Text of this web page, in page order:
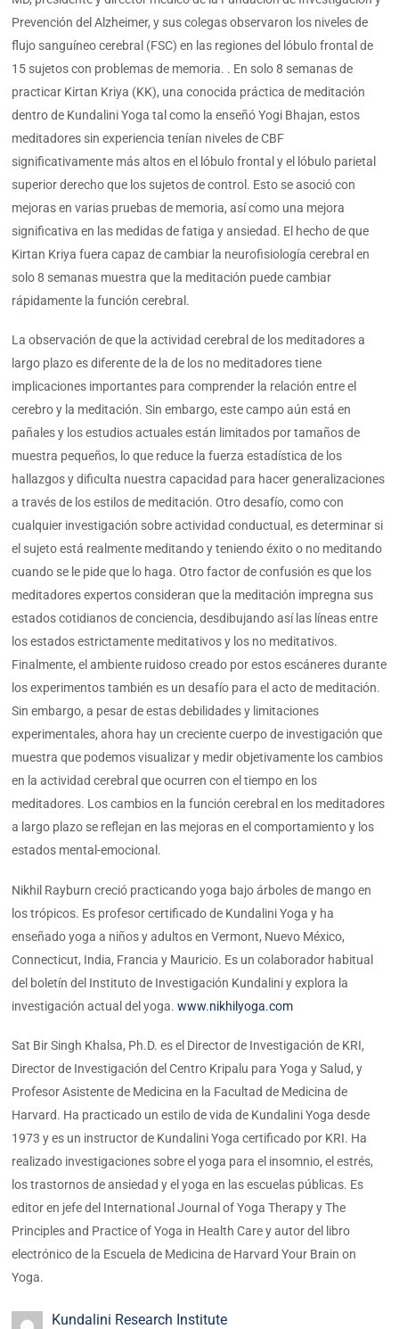
Prevención del Alzheimer, y sus colegas observaron los niveles de
flujo sanguíneo cerebral (FSC) en las regiones del lóbulo frontal de
15 sujetos con problemas de memoria. . En solo 8 semanas de
practicar Kirtan Kriya (KK), una conocida práctica de meditación
dentro de Kundalini Yoga tal como la enseñó Yogi Bhajan, estos
meditadores sin experiencia tenían niveles de CBF
significativamente más altos en el lóbulo frontal y el lóbulo parietal
superior derecho que los sujetos de control. Esto se asoció con
mejoras en varias pruebas de memoria, así como una mejora
significativa en las medidas de fatiga y ansiedad. El hecho de que
Kirtan Kriya fuera capaz de cambiar la neurofisiología cerebral en
solo 8 semanas muestra que la meditación puede cambiar
rápidamente la función cerebral.
La observación de que la actividad cerebral de los meditadores a
largo plazo es diferente de la de los no meditadores tiene
implicaciones importantes para comprender la relación entre el
cerebro y la meditación. Sin embargo, este campo aún está en
pañales y los estudios actuales están limitados por tamaños de
muestra pequeños, lo que reduce la fuerza estadística de los
hallazgos y dificulta nuestra capacidad para hacer generalizaciones
a través de los estilos de meditación. Otro desafío, como con
cualquier investigación sobre actividad conductual, es determinar si
el sujeto está realmente meditando y teniendo éxito o no meditando
cuando se le pide que lo haga. Otro factor de confusión es que los
meditadores expertos consideran que la meditación impregna sus
estados cotidianos de conciencia, desdibujando así las líneas entre
los estados estrictamente meditativos y los no meditativos.
Finalmente, el ambiente ruidoso creado por estos escáneres durante
los experimentos también es un desafío para el acto de meditación.
Sin embargo, a pesar de estas debilidades y limitaciones
experimentales, ahora hay un creciente cuerpo de investigación que
muestra que podemos visualizar y medir objetivamente los cambios
en la actividad cerebral que ocurren con el tiempo en los
meditadores. Los cambios en la función cerebral en los meditadores
a largo plazo se reflejan en las mejoras en el comportamiento y los
estados mental-emocional.
Nikhil Rayburn creció practicando yoga bajo árboles de mango en
los trópicos. Es profesor certificado de Kundalini Yoga y ha
enseñado yoga a niños y adultos en Vermont, Nuevo México,
Connecticut, India, Francia y Mauricio. Es un colaborador habitual
del boletín del Instituto de Investigación Kundalini y explora la
investigación actual del yoga.www.nikhilyoga.com
Sat Bir Singh Khalsa, Ph.D. es el Director de Investigación de KRI,
Director de Investigación del Centro Kripalu para Yoga y Salud, y
Profesor Asistente de Medicina en la Facultad de Medicina de
Harvard. Ha practicado un estilo de vida de Kundalini Yoga desde
1973 y es un instructor de Kundalini Yoga certificado por KRI. Ha
realizado investigaciones sobre el yoga para el insomnio, el estrés,
los trastornos de ansiedad y el yoga en las escuelas públicas. Es
editor en jefe del International Journal of Yoga Therapy y The
Principles and Practice of Yoga in Health Care y autor del libro
electrónico de la Escuela de Medicina de Harvard Your Brain on
Yoga.
Kundalini Research Institute